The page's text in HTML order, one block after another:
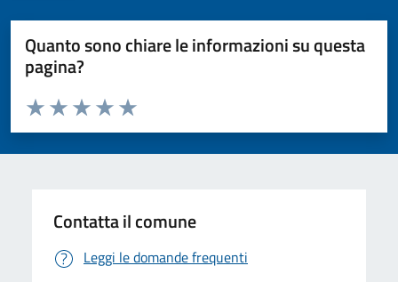
Quanto sono chiare le informazioni su questa
pagina?
Valuta da 1 a 5 stelle la pagina
Valuta 5 stelle su 5
Valuta 4 stelle su 5
Valuta 3 stelle su 5
Valuta 2 stelle su 5
Valuta 1 stelle su 5
Contatta il comune
Leggi le domande frequenti